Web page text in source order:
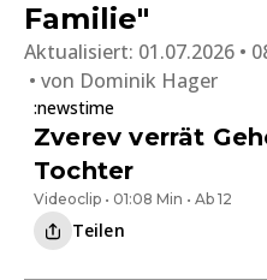
Familie"
Aktualisiert: 01.07.2026 •
von Dominik Hager
:newstime
Zverev verrät
Tochter
Videoclip • 01:08 Min • Ab 12
Teilen